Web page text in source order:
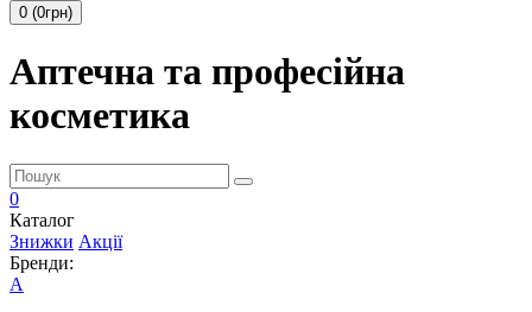
0 (0грн)
Аптечна та професійна
косметика
0
Каталог
Знижки Акції
Бренди:
A